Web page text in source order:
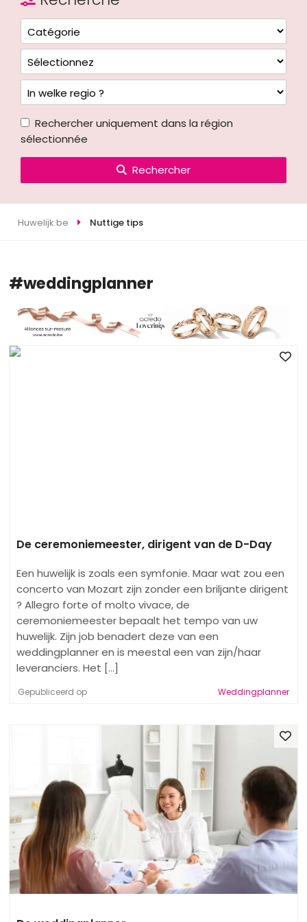
Rechercher uniquement dans la région
sélectionnée
Rechercher
Huwelijk.be Nuttige tips
#weddingplanner
De ceremoniemeester, dirigent van de D-Day
Een huwelijk is zoals een symfonie. Maar wat zou een
concerto van Mozart zijn zonder een briljante dirigent
? Allegro forte of molto vivace, de
ceremoniemeester bepaalt het tempo van uw
huwelijk. Zijn job benadert deze van een
weddingplanner en is meestal een van zijn/haar
leveranciers. Het [...]
Gepubliceerd op Weddingplanner